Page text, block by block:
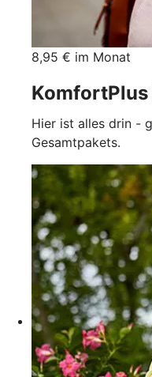
8,95 € im Monat
KomfortPlus
Hier ist alles drin -
Gesamtpakets.